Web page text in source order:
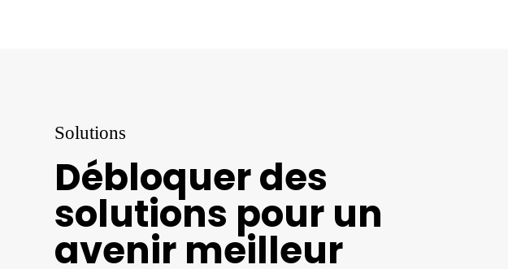
Solutions
Débloquer des
solutions pour un
avenir meilleur